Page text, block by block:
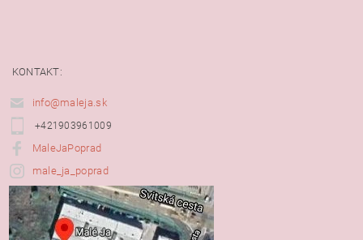
KONTAKT:
info@maleja.sk
+421903961009
MaleJaPoprad
male_ja_poprad